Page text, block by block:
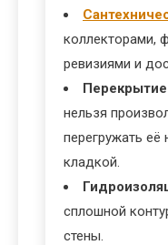
коллекторами,
ревизиями и
Перекрытие
нельзя
перегружать
кладкой.
сплошной
стены.